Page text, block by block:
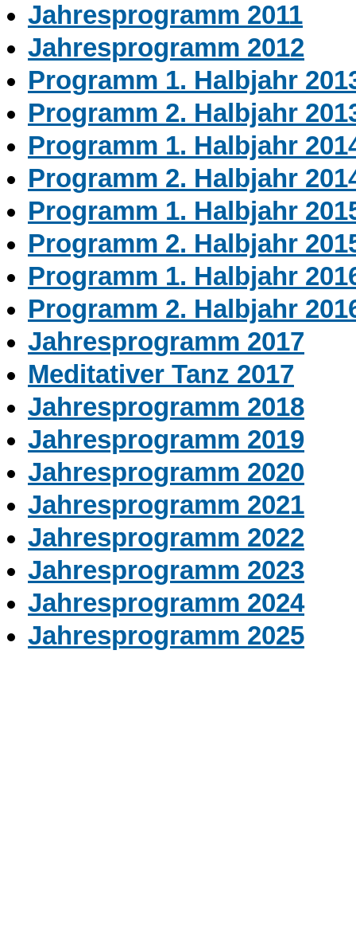
Jahresprogramm 2011
Jahresprogramm 2012
Programm 1. Halbjahr
Programm 2. Halbjahr
Programm 1. Halbjahr
Programm 2. Halbjahr
Programm 1. Halbjahr
Programm 2. Halbjahr
Programm 1. Halbjahr
Programm 2. Halbjahr
Jahresprogramm 2017
Meditativer Tanz 2017
Jahresprogramm 2018
Jahresprogramm 2019
Jahresprogramm 2020
Jahresprogramm 2021
Jahresprogramm 2022
Jahresprogramm 2023
Jahresprogramm 2024
Jahresprogramm 2025